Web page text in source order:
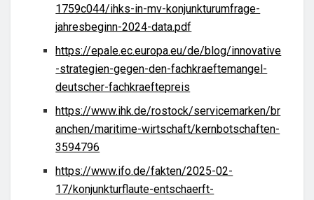
1759c044/ihks-in-mv-konjunkturumfrage-
jahresbeginn-2024-data.pdf
https://epale.ec.europa.eu/de/blog/innovative
-strategien-gegen-den-fachkraeftemangel-
deutscher-fachkraeftepreis
https://www.ihk.de/rostock/servicemarken/br
anchen/maritime-wirtschaft/kernbotschaften-
3594796
https://www.ifo.de/fakten/2025-02-
17/konjunkturflaute-entschaerft-